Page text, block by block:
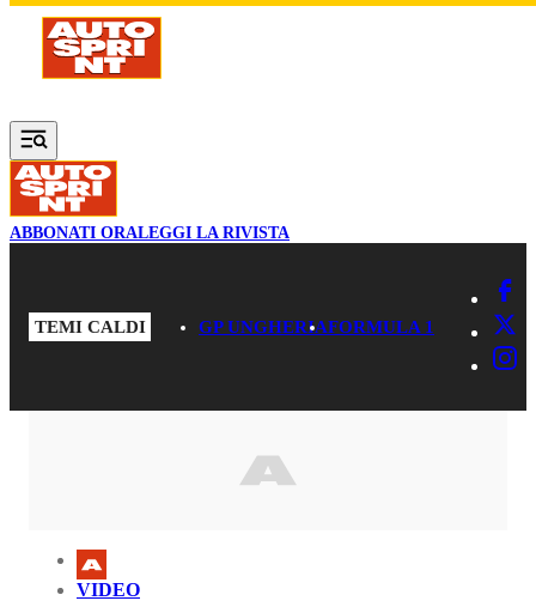
Vai al contenuto principale
ABBONATI ORALEGGI LA RIVISTA
TEMI CALDI GP UNGHERIAFORMULA 1
VIDEO